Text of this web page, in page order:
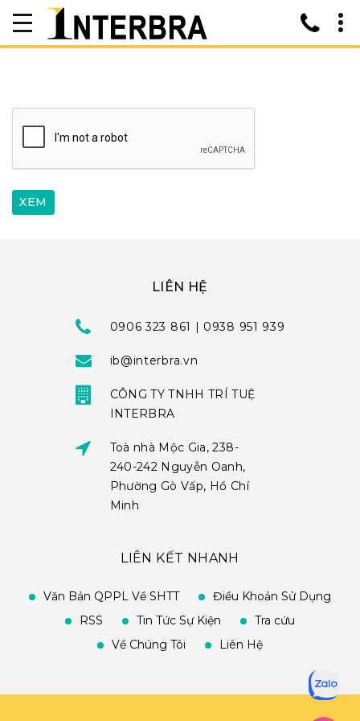
LIÊN HỆ
0906 323 861 | 0938 951 939
ib@interbra.vn
CÔNG TY TNHH TRÍ TUỆ
INTERBRA
Toà nhà Mộc Gia, 238-
240-242 Nguyễn Oanh,
Phường Gò Vấp, Hồ Chí
Minh
LIÊN KẾT NHANH
Văn Bản QPPL Về SHTT
Điều Khoản Sử Dụng
RSS
Tin Tức Sự Kiện
Tra cứu
Về Chúng Tôi
Liên Hệ